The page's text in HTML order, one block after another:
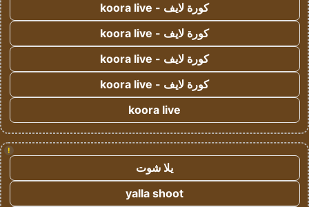
كورة لايف - koora live
كورة لايف - koora live
كورة لايف - koora live
كورة لايف - koora live
koora live
!
يلا شوت
yalla shoot